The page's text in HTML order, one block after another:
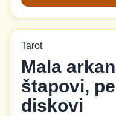
Tarot
Mala
štapovi,
diskovi